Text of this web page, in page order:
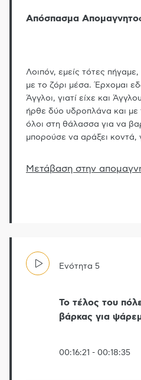
Απόσπασμα
Λοιπόν, εμείς τότες
με το ζόρι μέσα. Έρχομαι
Άγγλοι, γιατί είχε και
ήρθε δύο υδροπλάνα και με
όλοι στη θάλασσα για να
μπορούσε να αράξει κοντά,
Μετάβαση στην
Ενότητα 5
Το τέλος του
βάρκας για
00:16:21 - 00:18:35